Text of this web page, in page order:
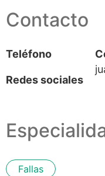
Contacto
Teléfono
Redes sociales
Fallas